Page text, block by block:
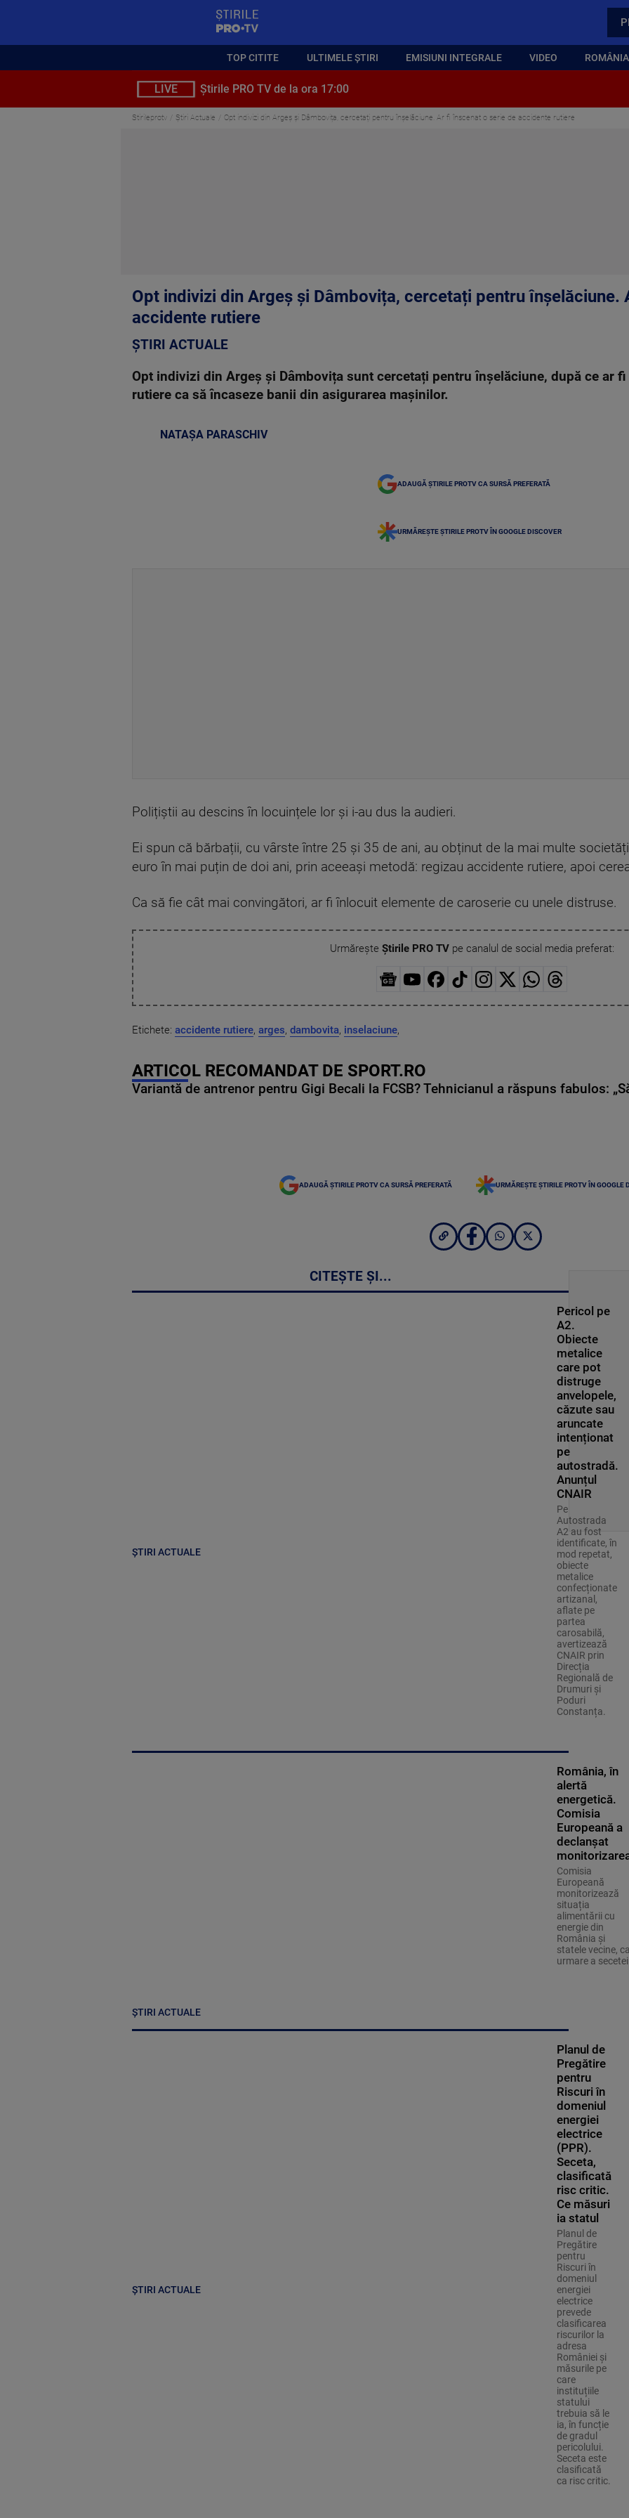
TOP CITITE ULTIMELE ȘTIRI EMISIUNI INTEGRALE VIDEO
LIVE Știrile PRO TV de la ora 17:00
Stirileprotv Știri Actuale Opt indivizi din Argeș și Dâmbovița, cercetați pentru înșelăciune. Ar fi înscenat o serie de accidente rutiere
Opt indivizi din Argeș și Dâmbovița, cercetați pentru înșelăciune.
accidente rutiere
ȘTIRI ACTUALE
Opt indivizi din Argeș și Dâmbovița sunt cercetați pentru înșelăciune, după ce ar
rutiere ca să încaseze banii din asigurarea mașinilor.
NATAȘA PARASCHIV
ADAUGĂ ȘTIRILE PROTV CA SURSĂ PREFERATĂ
URMĂREȘTE ȘTIRILE PROTV ÎN GOOGLE DISCOVER
Polițiștii au descins în locuințele lor și i-au dus la audieri.
Ei spun că bărbații, cu vârste între 25 și 35 de ani, au obținut de la mai multe
euro în mai puțin de doi ani, prin aceeași metodă: regizau accidente rutiere, apoi
Ca să fie cât mai convingători, ar fi înlocuit elemente de caroserie cu unele distruse.
Urmărește Știrile PRO TVpe canalul de social media preferat:
Etichete: accidente rutiere, arges, dambovita, inselaciune,
ARTICOL RECOMANDAT DE SPORT.RO
Variantă de antrenor pentru Gigi Becali la FCSB? Tehnicianul a răspuns fabulos:
ADAUGĂ ȘTIRILE PROTV CA SURSĂ PREFERATĂ URMĂREȘTE ȘTIRILE PROTV ÎN GOOGLE
CITEȘTE ȘI...
ȘTIRI ACTUALE
Pericol pe
A2.
Obiecte
metalice
care pot
distruge
anvelopele,
căzute sau
aruncate
intenționat
pe
autostradă.
Anunțul
CNAIR
Pe
Autostrada
A2 au fost
identificate, în
mod repetat,
obiecte
metalice
confecționate
artizanal,
aflate pe
partea
carosabilă,
avertizează
CNAIR prin
Direcția
Regională de
Drumuri și
Poduri
Constanța.
ȘTIRI ACTUALE
România, în
alertă
energetică.
Comisia
Europeană a
declanșat
Comisia
Europeană
monitorizează
situația
alimentării cu
energie din
România și
statele vecine,
urmare a
ȘTIRI ACTUALE
Planul de
Pregătire
pentru
Riscuri în
domeniul
energiei
electrice
(PPR).
Seceta,
clasificată
risc critic.
Ce măsuri
ia statul
Planul de
Pregătire
pentru
Riscuri în
domeniul
energiei
electrice
prevede
clasificarea
riscurilor la
adresa
României și
măsurile pe
care
instituțiile
statului
trebuia să le
ia, în funcție
de gradul
pericolului.
Seceta este
clasificată
ca risc critic.